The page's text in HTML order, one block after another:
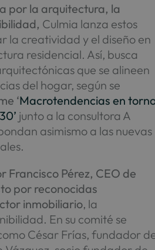
por la arquitectura, la
Culmia lanza estos
la creatividad y el diseño en
residencial. Así, busca
que se alineen
del hogar, según se
‘Macrotendencias en
junto a la consultora A
asimismo a las nuevas
Francisco Pérez, CEO de
por reconocidas
inmobiliario, la
En su comité se
César Frías, fundador